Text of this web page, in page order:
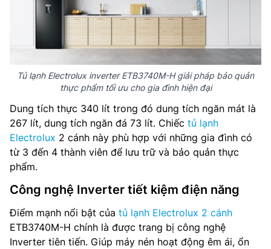
Tủ lạnh Electrolux inverter ETB3740M-H giải pháp bảo quản
thực phẩm tối ưu cho gia đình hiện đại
Dung tích thực 340 lít trong đó dung tích ngăn mát là
267 lít, dung tích ngăn đá 73 lít. Chiếc tủ lạnh
Electrolux 2 cánh này phù hợp với những gia đình có
từ 3 đến 4 thành viên để lưu trữ và bảo quản thực
phẩm.
Công nghệ Inverter tiết kiệm điện năng
Điểm mạnh nổi bật của tủ lạnh Electrolux 2 cánh
ETB3740M-H chính là được trang bị công nghệ
Inverter tiên tiến. Giúp máy nén hoạt động êm ái, ổn